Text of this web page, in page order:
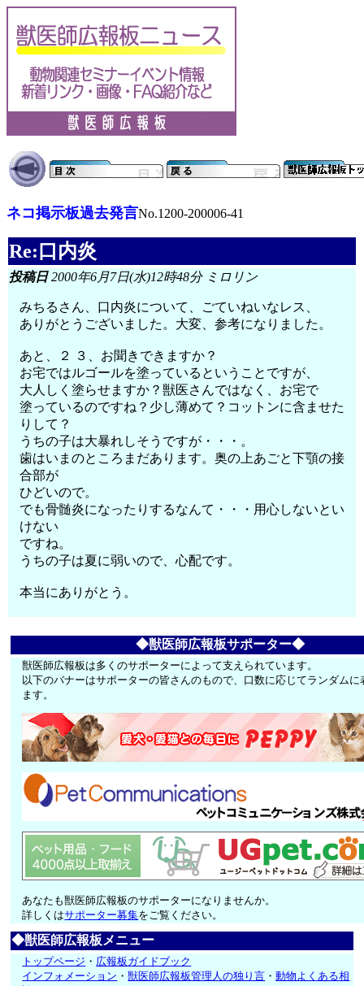
ネコ掲示板過去発言No.1200-200006-41
Re:口内炎
投稿日2000年6月7日(水)12時48分 ミロリン
みちるさん、口内炎について、ごていねいなレス、
ありがとうございました。大変、参考になりました。
あと、２ ３、お聞きできますか？
お宅ではルゴールを塗っているということですが、
大人しく塗らせますか？獣医さんではなく、お宅で
塗っているのですね？少し薄めて？コットンに含ませた
りして？
うちの子は大暴れしそうですが・・・。
歯はいまのところまだあります。奥の上あごと下顎の接
合部が
ひどいので。
でも骨髄炎になったりするなんて・・・用心しないとい
けない
ですね。
うちの子は夏に弱いので、心配です。
本当にありがとう。
◆獣医師広報板サポーター◆
獣医師広報板は多くのサポーターによって支えられています。
以下のバナーはサポーターの皆さんのもので、口数に応じてランダムに
ます。
あなたも獣医師広報板のサポーターになりませんか。
詳しくはサポーター募集をご覧ください。
◆獣医師広報板メニュー
トップページ ・ 広報板ガイドブック
インフォメーション ・獣医師広報板管理人の独り言 ・動物よくある相